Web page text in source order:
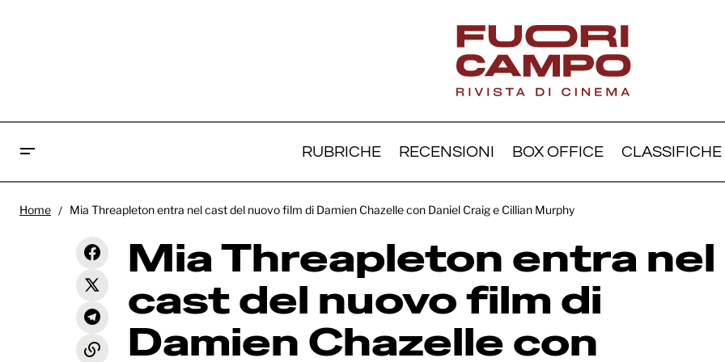
RUBRICHE RECENSIONI BOX OFFICE CLASSIFICHE
Rabbit, Rabbit: Odessa Young e
Driver nel cast della serie Netflix
Mia Threapleton entra nel
Daniel Craig e Cillian Murphy
Home Mia Threapleton entra nel cast del nuovo film di Damien Chazelle con Daniel Craig e Cillian Murphy
Mia Threapleton entra nel
cast del nuovo film di
Damien Chazelle con